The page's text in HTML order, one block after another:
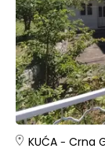
KUĆA Crna